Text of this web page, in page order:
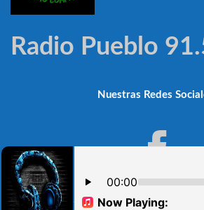
Radio Pueblo
Nuestras Redes